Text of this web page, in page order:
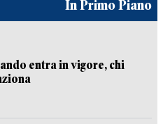
In Primo Piano
entra in vigore, chi